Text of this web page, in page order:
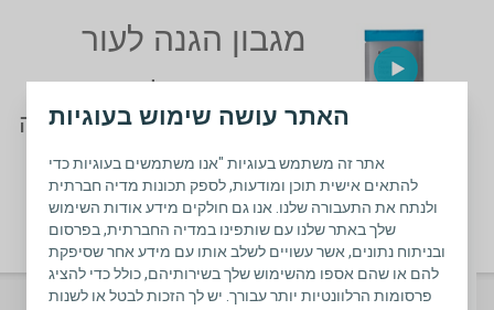
האתר עושה שימוש בעוגיות
אתר זה משתמש בעוגיות "אנו משתמשים בעוגיות כדי
להתאים אישית תוכן ומודעות, לספק תכונות מדיה חברתית
ולנתח את התעבורה שלנו. אנו גם חולקים מידע אודות השימוש
שלך באתר שלנו עם שותפינו במדיה החברתית, בפרסום
ובניתוח נתונים, אשר עשויים לשלב אותו עם מידע אחר שסיפקת
להם או שהם אספו מהשימוש שלך בשירותיהם, כולל כדי להציג
פרסומות הרלוונטיות יותר עבורך. יש לך הזכות לבטל או לשנות
מגבון הגנה לעור
פתרון מעשי כשאתה שוהה
מחוץ לבית או בנסיעות,
הודות לגודלו.
צפיה בסרטון
פסטה סטריפ